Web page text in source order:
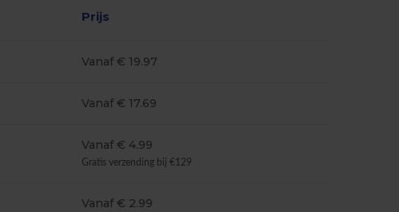
Prijs
Vanaf € 19.97
Vanaf € 17.69
Vanaf € 4.99
Gratis verzending bij €129
Vanaf € 2.99